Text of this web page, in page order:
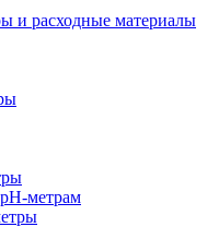
и расходные материалы
метрам